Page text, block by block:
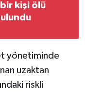
kişi ölü
yönetiminde
uzaktan
riskli